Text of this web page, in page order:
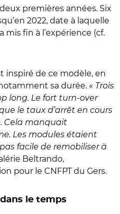
premières années. Six
2022, date à laquelle
mis fin à l’expérience (cf.
inspiré de ce modèle, en
sa durée. « Trois
long. Le fort turn-over
le taux d’arrêt en cours
Cela manquait
Les modules étaient
facile de remobiliser à
Beltrando,
pour le CNFPT du Gers.
le temps